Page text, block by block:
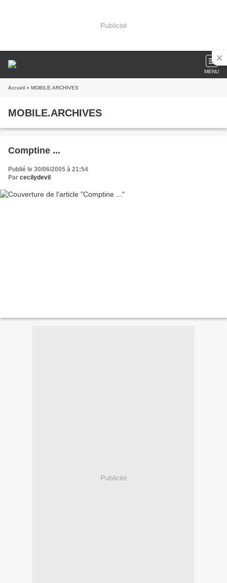
Publicité
MENU
Accueil » MOBILE.ARCHIVES
MOBILE.ARCHIVES
Comptine ...
Publié le 30/06/2005 à 21:54
Par cecilydevil
Publicité